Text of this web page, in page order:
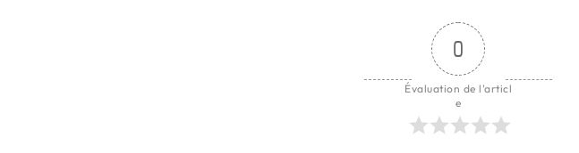
0
Évaluation de l'articl
e